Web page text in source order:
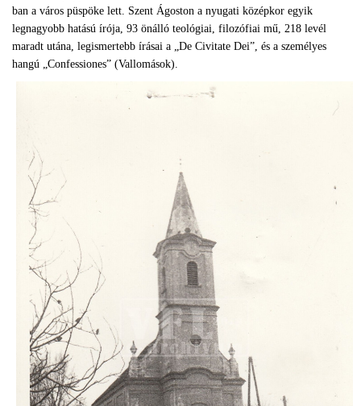
ban a város püspöke lett. Szent Ágoston a nyugati középkor egyik
legnagyobb hatású írója, 93 önálló teológiai, filozófiai mű, 218 levél
maradt utána, legismertebb írásai a „De Civitate Dei”, és a személyes
hangú „Confessiones” (Vallomások).